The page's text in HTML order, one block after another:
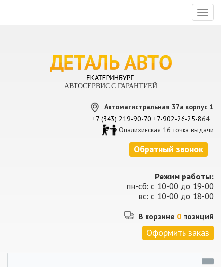
АВТОСЕРВИС С ГАРАНТИЕЙ
Автомагистральная 37а корпус 1
+7 (343) 219-90-70 +7-902-26-25-864
Опалихинская 16 точка выдачи
Обратный звонок
Режим работы:
пн-сб: с 10-00 до 19-00
вс: с 10-00 до 18-00
В корзине 0 позиций
Оформить заказ